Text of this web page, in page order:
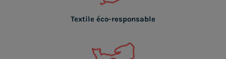
Textile éco-responsable